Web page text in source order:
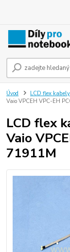
Úvod LCD flex
Vaio VPCEH VPC-EH
LCD flex
Vaio
71911M